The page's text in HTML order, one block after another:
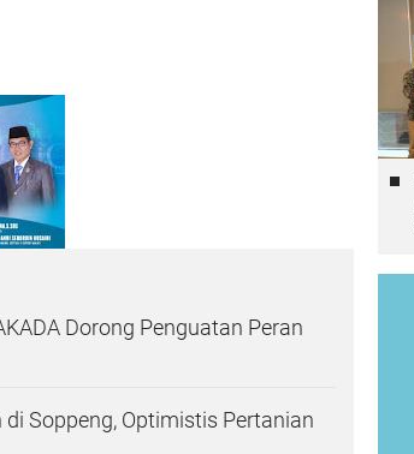
Dorong Penguatan Peran
Soppeng, Optimistis Pertanian